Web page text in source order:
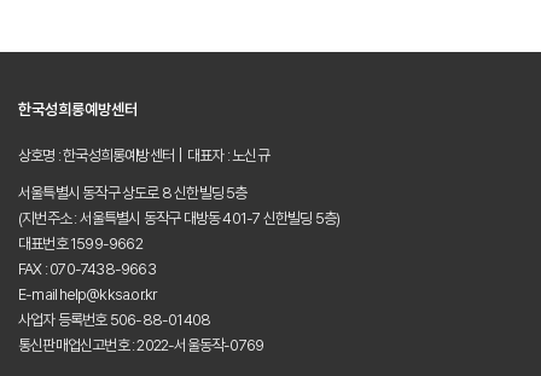
한국성희롱예방센터
상호명 : 한국성희롱예방센터 | 대표자 : 노신규
서울특별시 동작구 상도로 8 신한빌딩 5층
(지번주소 : 서울특별시 동작구 대방동 401-7 신한빌딩 5층)
대표번호 1599-9662
FAX : 070-7438-9663
E-mail help@kksa.or.kr
사업자 등록번호 506-88-01408
통신판매업신고번호 : 2022-서울동작-0769